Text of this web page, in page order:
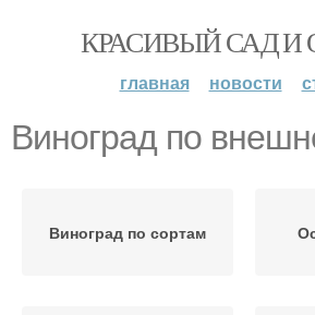
КРАСИВЫЙ САД И
главная новости
Виноград по
Виноград по сортам